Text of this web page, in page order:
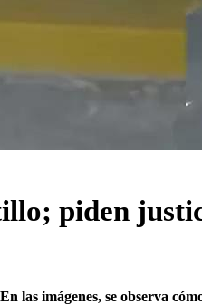
piden
las imágenes, se observa